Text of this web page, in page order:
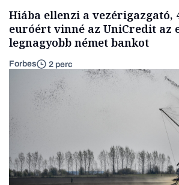
Hiába ellenzi a
euróért vinné az UniCredit az
legnagyobb német bankot
Forbes 2 perc